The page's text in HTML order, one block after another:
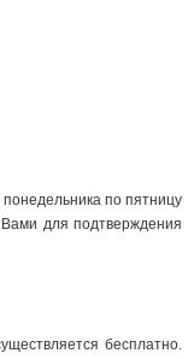
по пятницу
для подтверждения
бесплатно.